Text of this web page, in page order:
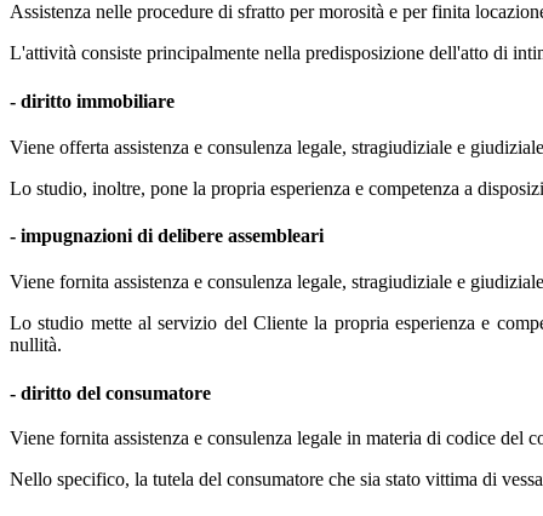
Assistenza nelle procedure di sfratto per morosità e per finita
L'attività consiste principalmente nella predisposizione dell'atto di
- diritto immobiliare
Viene offerta assistenza e consulenza legale, stragiudiziale e
Lo studio, inoltre, pone la propria esperienza e competenza a
- impugnazioni di delibere assembleari
Viene fornita assistenza e consulenza legale, stragiudiziale e
Lo studio mette al servizio del Cliente la propria esperienza e
nullità.
- diritto del consumatore
Viene fornita assistenza e consulenza legale in materia di codice del
Nello specifico, la tutela del consumatore che sia stato vittima di